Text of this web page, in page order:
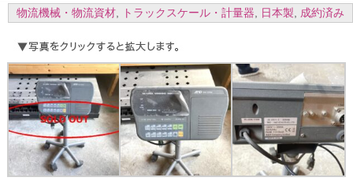
物流機械・物流資材, トラックスケール・計量器, 日本製, 成約済み